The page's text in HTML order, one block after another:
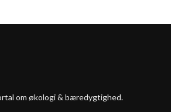
om økologi & bæredygtighed.